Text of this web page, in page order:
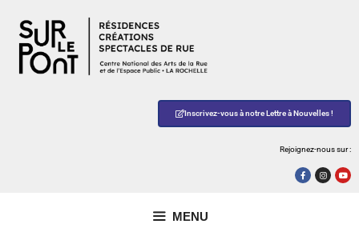
Inscrivez-vous à notre Lettre à Nouvelles !
Rejoignez-nous sur :
MENU